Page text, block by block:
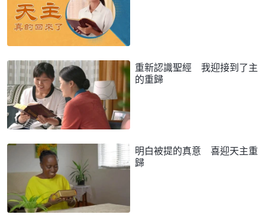
重新認識聖經 我迎接到了主
的重歸
明白被提的真意 喜迎天主重
歸